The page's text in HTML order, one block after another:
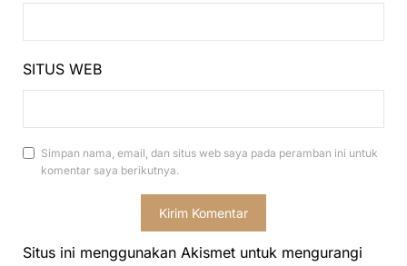
SITUS WEB
Simpan nama, email, dan situs web saya pada peramban ini untuk
komentar saya berikutnya.
Situs ini menggunakan Akismet untuk mengurangi